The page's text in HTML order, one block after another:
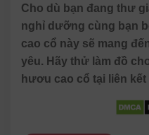
Cho dù bạn đang thư
nghỉ dưỡng cùng bạn
cao cổ này sẽ mang
yêu. Hãy thử làm đồ
hươu cao cổ tại liên